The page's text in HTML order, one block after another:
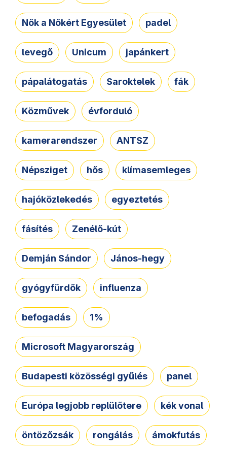
Nők a Nőkért Egyesület padel
levegő Unicum japánkert
pápalátogatás Saroktelek fák
Közművek évforduló
kamerarendszer ANTSZ
Népsziget hős klímasemleges
hajóközlekedés egyeztetés
fásítés Zenélő-kút
Demján Sándor János-hegy
gyógyfürdők influenza
befogadás 1%
Microsoft Magyarország
Budapesti közösségi gyűlés panel
Európa legjobb replülőtere kék vonal
öntözőzsák rongálás ámokfutás